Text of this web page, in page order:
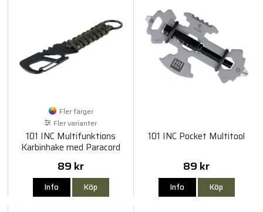
Fler färger
Fler varianter
101 INC Multifunktions
Karbinhake med Paracord
89 kr
Info Köp
101 INC Pocket Multitool
89 kr
Info Köp